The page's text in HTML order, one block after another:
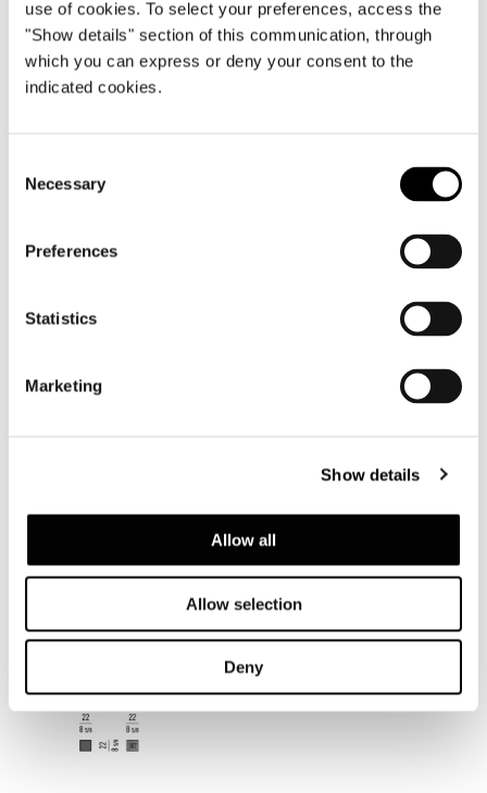
use of cookies. To select your preferences, access the
"Show details" section of this communication, through
which you can express or deny your consent to the
indicated cookies.
Selection
Necessary
Preferences
Statistics
Marketing
Show details
Allow all
Allow selection
Deny
CANDLE HOLDER